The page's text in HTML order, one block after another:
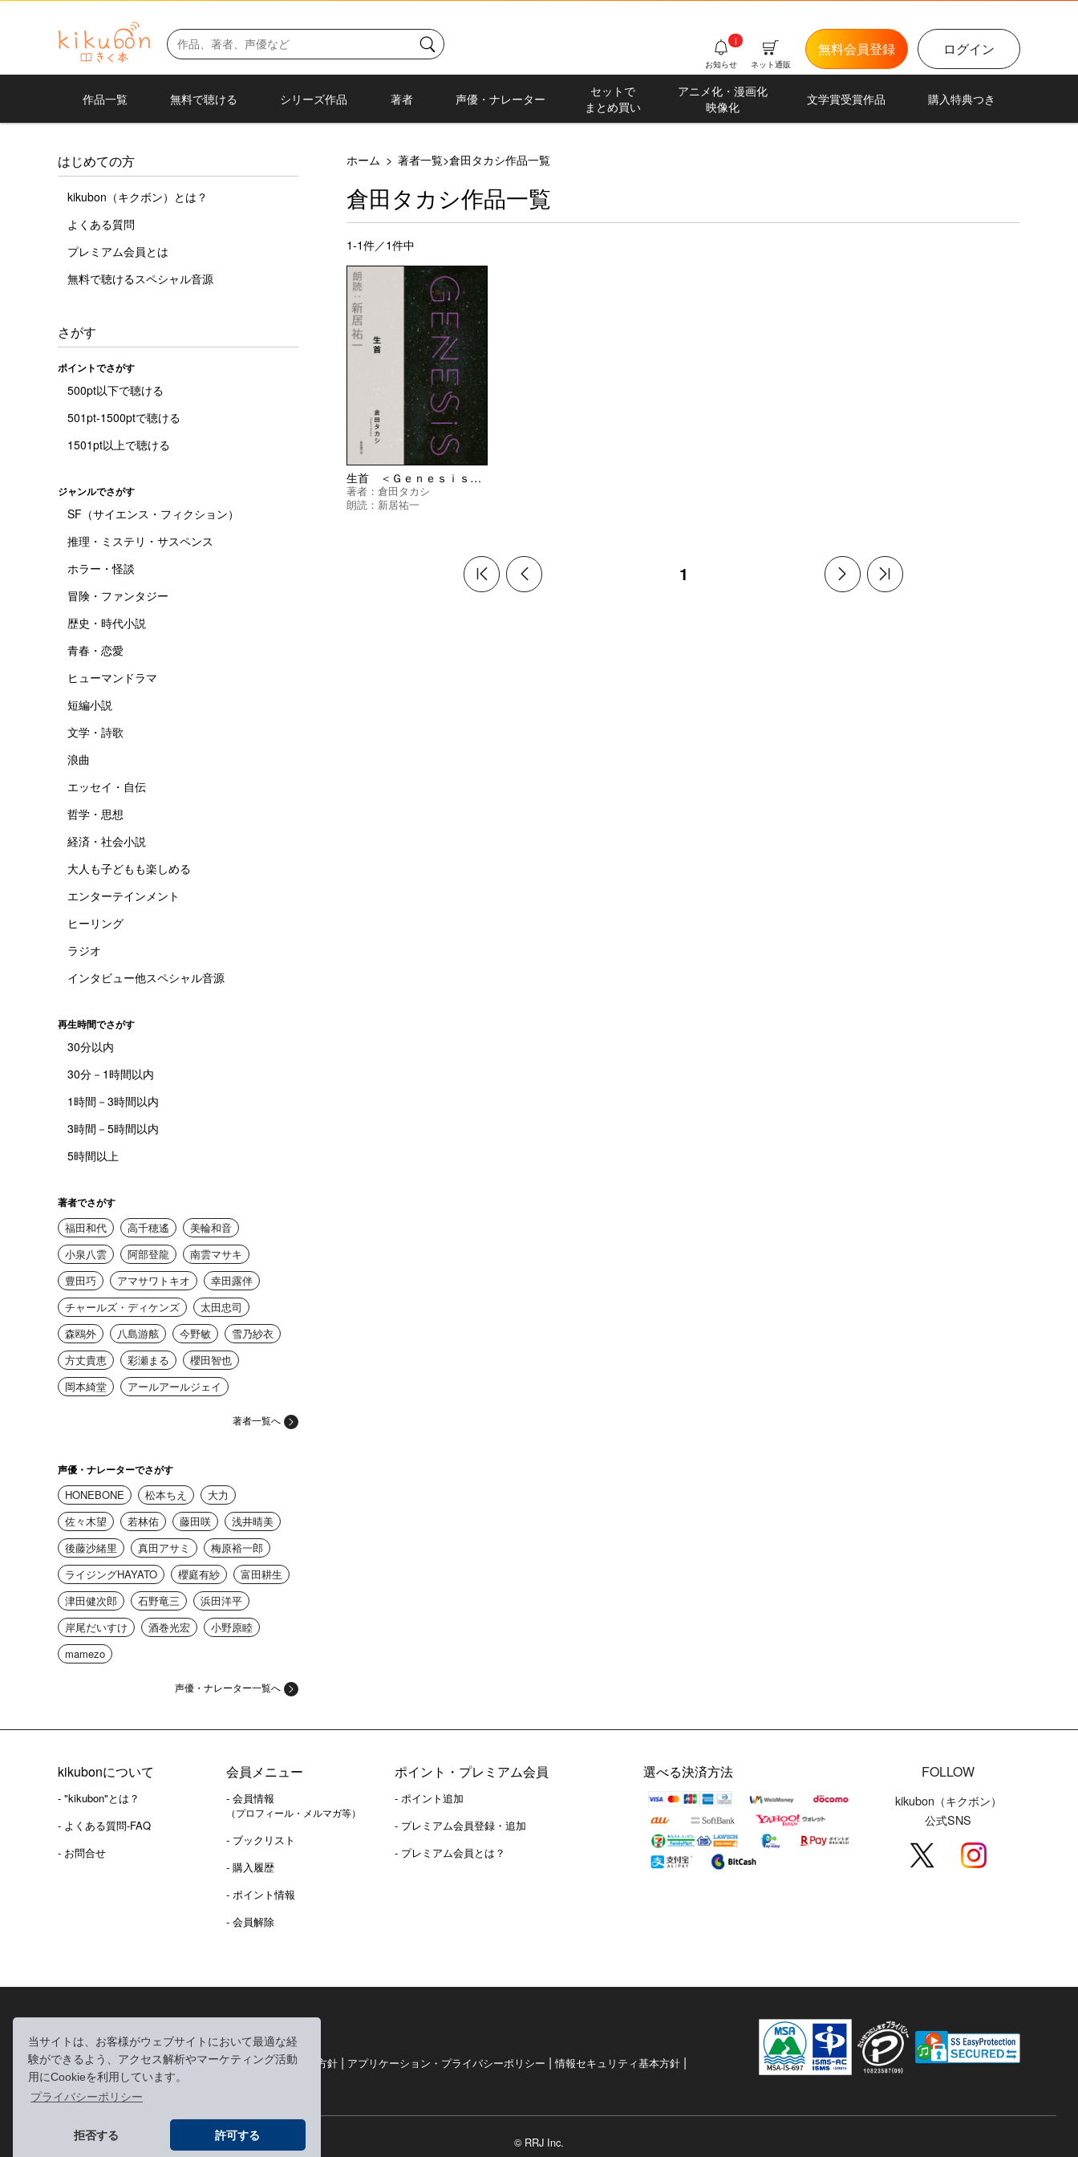
当サイトは、お客様がウェブサイトにおいて最適な経
験ができるよう、アクセス解析やマーケティング活動
用にCookieを利用しています。
プライバシーポリシー
拒否する 許可する
ログイン
無料会員登録
ネット通販
お知らせ
i
作品一覧 無料で聴ける シリーズ作品 著者 声優・ナレーター
セットで
まとめ買い
アニメ化・漫画化
映像化
文学賞受賞作品 購入特典つき
はじめての方
kikubon（キクボン）とは？
よくある質問
プレミアム会員とは
無料で聴けるスペシャル音源
さがす
ポイントでさがす
500pt以下で聴ける
501pt-1500ptで聴ける
1501pt以上で聴ける
ジャンルでさがす
SF（サイエンス・フィクション）
推理・ミステリ・サスペンス
ホラー・怪談
冒険・ファンタジー
歴史・時代小説
青春・恋愛
ヒューマンドラマ
短編小説
文学・詩歌
浪曲
エッセイ・自伝
哲学・思想
経済・社会小説
大人も子どもも楽しめる
エンターテインメント
ヒーリング
ラジオ
インタビュー他スペシャル音源
再生時間でさがす
30分以内
30分－1時間以内
1時間－3時間以内
3時間－5時間以内
5時間以上
著者でさがす
福田和代 高千穂遙
美輪和音
小泉八雲
阿部登龍
南雲マサキ
豊田巧
アマサワトキオ
幸田露伴
チャールズ・ディケンズ
太田忠司
森鴎外
八島游舷 今野敏
雪乃紗衣
方丈貴恵
彩瀬まる
櫻田智也
岡本綺堂
アールアールジェイ
著者一覧へ
声優・ナレーターでさがす
HONEBONE 松本ちえ
大力
佐々木望
若林佑 藤田咲
浅井晴美
後藤沙緒里
真田アサミ
梅原裕一郎
ライジングHAYATO
櫻庭有紗
富田耕生
津田健次郎
石野竜三
浜田洋平
岸尾だいすけ
酒巻光宏
小野原睦
mamezo
声優・ナレーター一覧へ
ホーム > 著者一覧>倉田タカシ作品一覧
倉田タカシ作品一覧
1-1件／1件中
生首 ＜Ｇｅｎｅｓｉｓ 一万年の午後＞
著者： 倉田タカシ
朗読： 新居祐一
1
kikubonについて
- "kikubon"とは？
- よくある質問-FAQ
- お問合せ
会員メニュー
- 会員情報
（プロフィール・メルマガ等）
- ブックリスト
- 購入履歴
- ポイント情報
- 会員解除
ポイント・プレミアム会員
- ポイント追加
- プレミアム会員登録・追加
- プレミアム会員とは？
FOLLOW
kikubon（キクボン）
公式SNS
選べる決済方法
利用規約|個人情報の取り扱いについて| 個人情報保護方針 | アプリケーション・プライバシーポリシー |情報セキュリティ基本方針 |
特定商取引法に基づく表記
© RRJ Inc.